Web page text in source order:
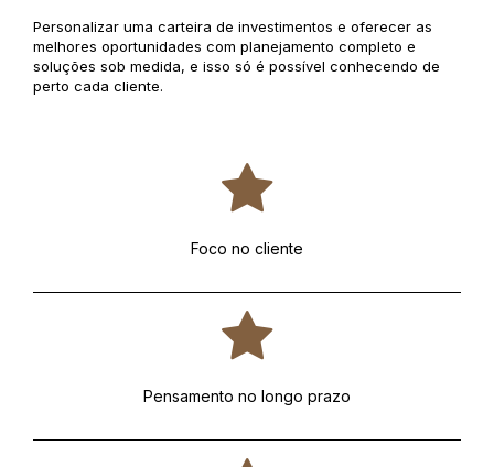
Personalizar uma carteira de investimentos e oferecer as
melhores oportunidades com planejamento completo e
soluções sob medida, e isso só é possível conhecendo de
perto cada cliente.
Foco no cliente
Pensamento no longo prazo